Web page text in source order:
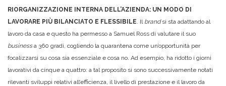
RIORGANIZZAZIONE INTERNA DELL’AZIENDA: UN MODO DI
LAVORARE PIÙ BILANCIATO E FLESSIBILE. Il brandsi sta adattando al
lavoro da casa e questo ha permesso a Samuel Ross di valutare il suo
businessa 360 gradi, cogliendo la quarantena come un’opportunità per
focalizzarsi su cosa sia essenziale e cosa no. Ad esempio, ha ridotto i giorni
lavorativi da cinque a quattro: a tal proposito si sono successivamente notati
rilevanti sviluppi relativi all’efficienza, il livello di prestazione e il lavoro da